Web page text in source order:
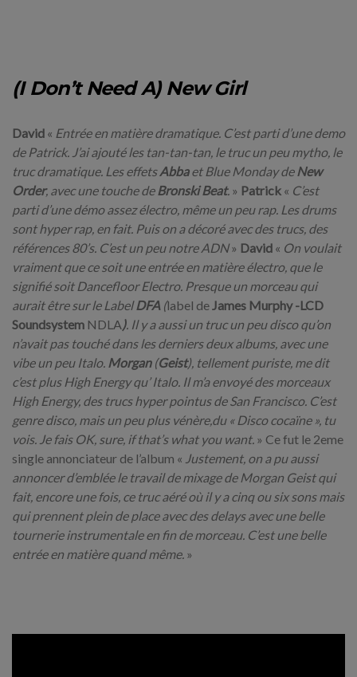
(I Don’t Need A) New Girl
David « Entrée en matière dramatique. C’est parti d’une demo
de Patrick. J’ai ajouté les tan-tan-tan, le truc un peu mytho, le
truc dramatique. Les effetsAbbaet Blue Monday de New
Order, avec une touche de Bronski Beat. » Patrick « C’est
parti d’une démo assez électro, même un peu rap. Les drums
sont hyper rap, en fait. Puis on a décoré avec des trucs, des
références 80’s. C’est un peu notre ADN» David « On voulait
vraiment que ce soit une entrée en matière électro, que le
signifié soit Dancefloor Electro. Presque un morceau qui
aurait être sur le LabelDFA (label deJames Murphy -LCD
Soundsystem NDLA). Il y a aussi un truc un peu disco qu’on
n’avait pas touché dans les derniers deux albums, avec une
vibe un peu Italo. Morgan(Geist), tellement puriste, me dit
c’est plus High Energy qu’ Italo. Il m’a envoyé des morceaux
High Energy, des trucs hyper pointus de San Francisco. C’est
genre disco, mais un peu plus vénère,du « Disco cocaïne », tu
vois. Je fais OK, sure, if that’s what you want. » Ce fut le 2eme
single annonciateur de l’album « Justement, on a pu aussi
annoncer d’emblée le travail de mixage de Morgan Geist qui
fait, encore une fois, ce truc aéré où il y a cinq ou six sons mais
qui prennent plein de place avec des delays avec une belle
tournerie instrumentale en fin de morceau. C’est une belle
entrée en matière quand même. »